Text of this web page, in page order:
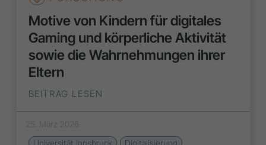
Motive von Kindern für digitales
Gaming und körperliche Aktivität
sowie die Wahrnehmungen ihrer
Eltern
BEITRAG LESEN
25. März 2026